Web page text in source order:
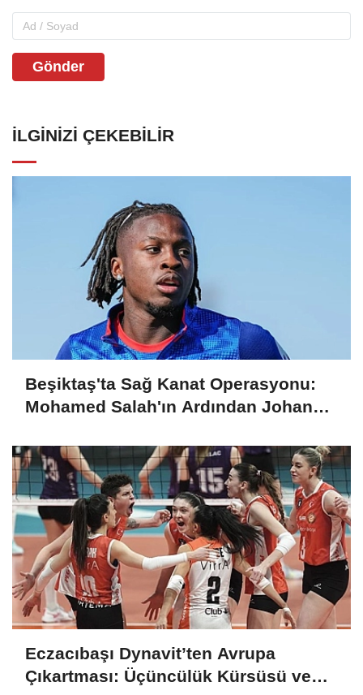
Gönder
İLGINIZI ÇEKEBILIR
Beşiktaş'ta Sağ Kanat Operasyonu:
Mohamed Salah'ın Ardından Johan
Eczacıbaşı Dynavit’ten Avrupa
Çıkartması: Üçüncülük Kürsüsü ve